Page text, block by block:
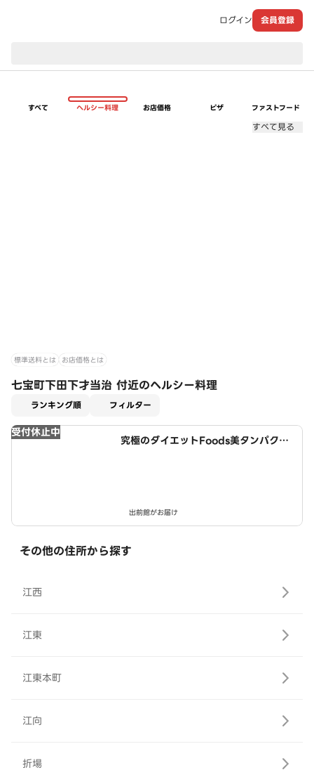
ログイン 会員登録
すべて ヘルシー料理 お店価格 ピザ ファストフード
すべて見る
標準送料とは お店価格とは
七宝町下田下才当治 付近のヘルシー料理
ランキング順 フィルター
受付休止中
究極のダイエットFoods美タンパクラ
出前館がお届け
その他の住所から探す
江西
江東
江東本町
江向
折場